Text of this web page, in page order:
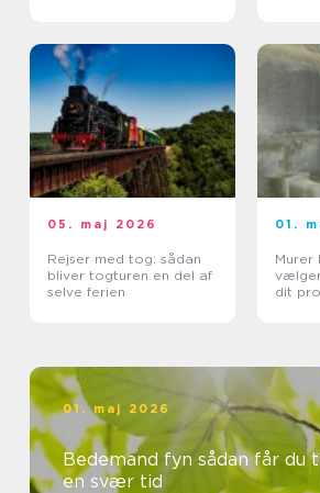
05. maj 2026
Rejser med tog: sådan
bliver togturen en del af
selve ferien
01.
Murer
dit
01. maj 2026
Bedemand fyn sådan får du tryg hjælp i
en svær tid